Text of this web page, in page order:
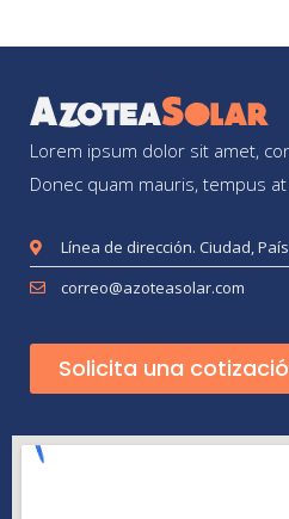
Lorem ipsum dolor sit amet,
Donec quam mauris, tempus
Línea de dirección. Ciudad,
correo@azoteasolar.com
Solicita una